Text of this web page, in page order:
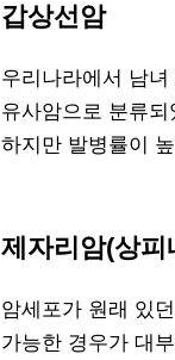
갑상선암
우리나라에서 남
유사암으로 분류되
하지만 발병률이
제자리암(상피
암세포가 원래 있
가능한 경우가 대